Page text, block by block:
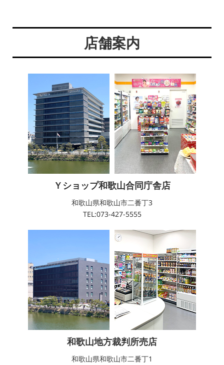
店舗案内
Ｙショップ和歌山合同庁舎店
和歌山県和歌山市二番丁3
TEL:073-427-5555
和歌山地方裁判所売店
和歌山県和歌山市二番丁1